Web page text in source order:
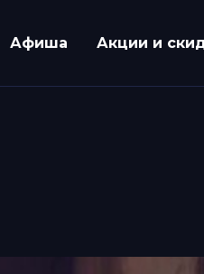
Афиша Акции и